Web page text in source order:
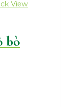
View
bò